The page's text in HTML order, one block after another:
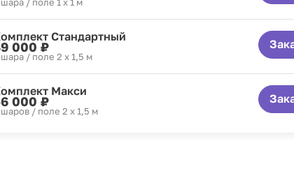
Стандартный
000 ₽
/ поле 2 х 1,5 м
Макси
000 ₽
/ поле 2 х 1,5 м